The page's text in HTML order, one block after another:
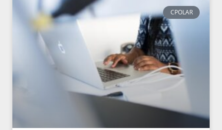
CPOLAR